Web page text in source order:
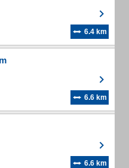
6.4 km
6.6 km
6.6 km